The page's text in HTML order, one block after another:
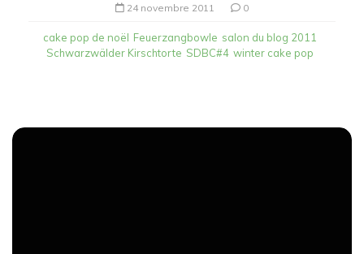
24 novembre 2011 0
cake pop de noël Feuerzangbowle salon du blog 2011
Schwarzwälder Kirschtorte SDBC#4 winter cake pop